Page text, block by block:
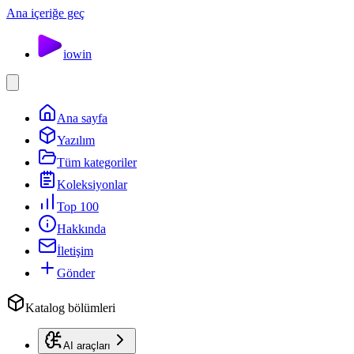
Ana içeriğe geç
iowin
Ana sayfa
Yazılım
Tüm kategoriler
Koleksiyonlar
Top 100
Hakkında
İletişim
Gönder
Katalog bölümleri
AI araçları